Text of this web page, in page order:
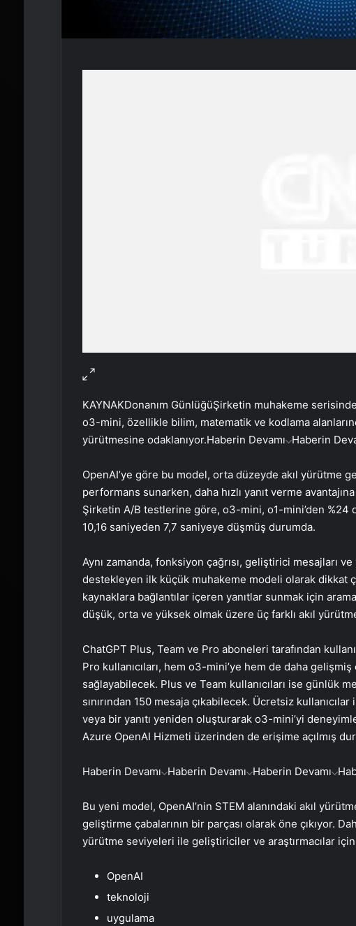
KAYNAKDonanım GünlüğüŞirketin muhakeme
o3-mini, özellikle bilim, matematik ve kodlama
yürütmesine odaklanıyor.Haberin Devamı Haberin
OpenAI’ye göre bu model, orta düzeyde akıl yürütme
performans sunarken, daha hızlı yanıt verme
Şirketin A/B testlerine göre, o3-mini, o1-mini’den %24
10,16 saniyeden 7,7 saniyeye düşmüş durumda.
Aynı zamanda, fonksiyon çağrısı, geliştirici mesajları
destekleyen ilk küçük muhakeme modeli olarak dikkat
kaynaklara bağlantılar içeren yanıtlar sunmak için
düşük, orta ve yüksek olmak üzere üç farklı akıl
ChatGPT Plus, Team ve Pro aboneleri tarafından
Pro kullanıcıları, hem o3-mini’ye hem de daha
sağlayabilecek. Plus ve Team kullanıcıları ise günlük
sınırından 150 mesaja çıkabilecek. Ücretsiz
veya bir yanıtı yeniden oluşturarak o3-mini’yi
Azure OpenAI Hizmeti üzerinden de erişime açılmış
Haberin Devamı Haberin Devamı Haberin Devamı
Bu yeni model, OpenAI’nin STEM alanındaki akıl
geliştirme çabalarının bir parçası olarak öne çıkıyor.
yürütme seviyeleri ile geliştiriciler ve araştırmacılar
OpenAI
teknoloji
uygulama